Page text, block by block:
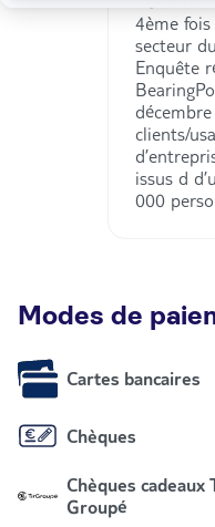
4ème
secteur
Enquête
clients/
issus d
000
Modes de
Cartes bancaires
Chèques
Chèques cadeaux
Groupé